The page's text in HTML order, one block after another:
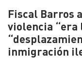
Fiscal Barros
violencia “era
inmigración